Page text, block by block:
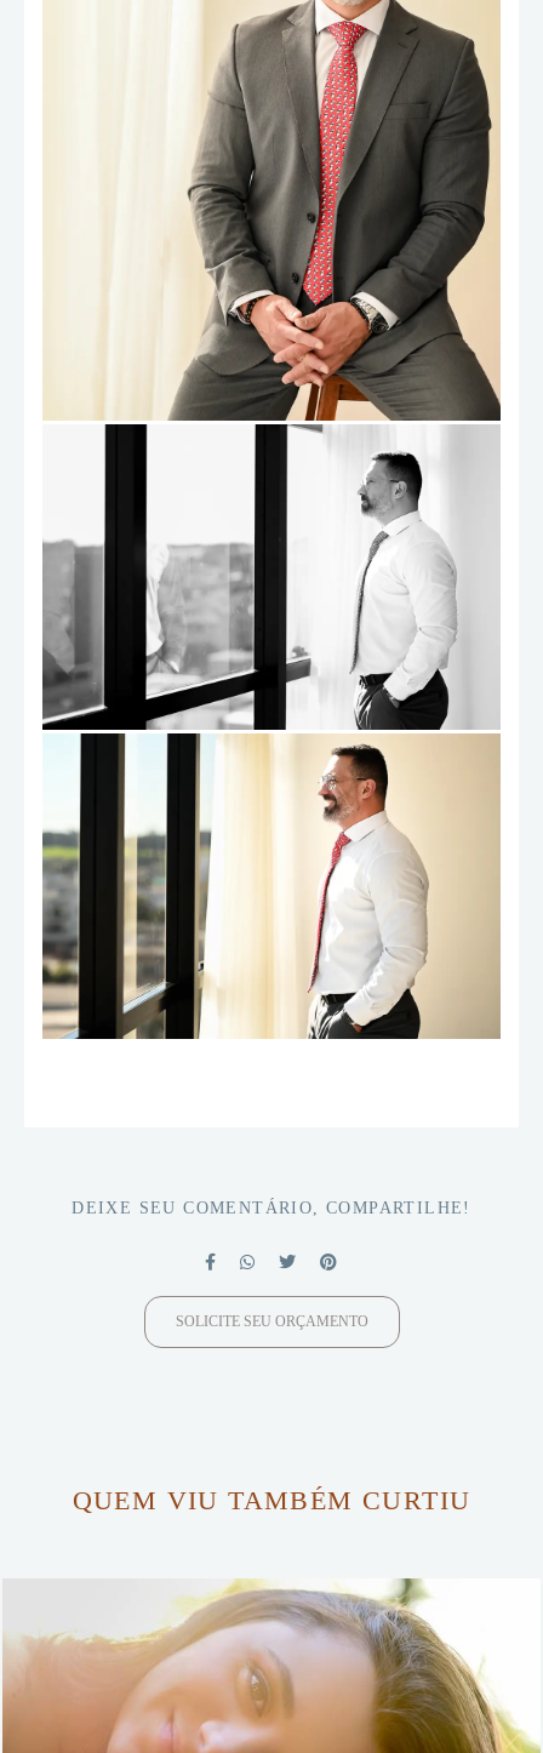
DEIXE SEU COMENTÁRIO, COMPARTILHE!
SOLICITE SEU ORÇAMENTO
QUEM VIU TAMBÉM CURTIU